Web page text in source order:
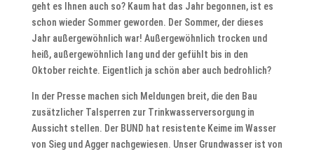
geht es Ihnen auch so? Kaum hat das Jahr begonnen, ist es
schon wieder Sommer geworden. Der Sommer, der dieses
Jahr außergewöhnlich war! Außergewöhnlich trocken und
heiß, außergewöhnlich lang und der gefühlt bis in den
Oktober reichte. Eigentlich ja schön aber auch bedrohlich?
In der Presse machen sich Meldungen breit, die den Bau
zusätzlicher Talsperren zur Trinkwasserversorgung in
Aussicht stellen. Der BUND hat resistente Keime im Wasser
von Sieg und Agger nachgewiesen. Unser Grundwasser ist von